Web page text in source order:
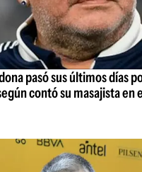
pasó sus últimos días
contó su masajista en